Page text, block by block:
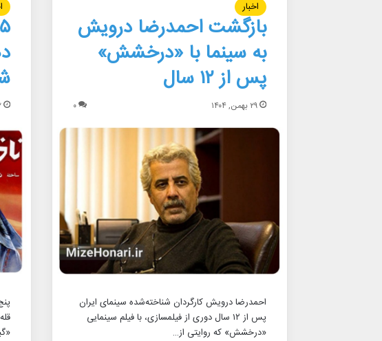
اخبار
بازگشت احمدرضا درویش
به سینما با «درخشش»
پس از ۱۲ سال
۲۹ بهمن, ۱۴۰۴ ۰
احمدرضا درویش کارگردان شناخته‌شده سینمای ایران
پس از ۱۲ سال دوری از فیلمسازی، با فیلم سینمایی
«درخشش» که روایتی از…
۱۲